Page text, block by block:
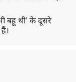
बहू थी' के दूसरे